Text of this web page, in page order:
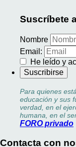
Suscríbete
Nombre
Email:
He leído y
Para quienes
educación y sus
verdad, en el
humana, en el
FORO privado
Contacta con